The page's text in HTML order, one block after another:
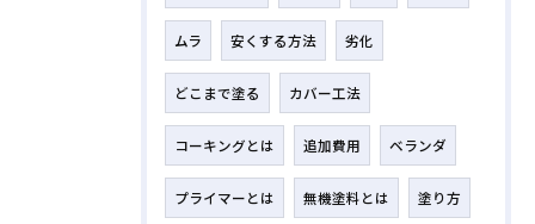
ムラ 安くする方法 劣化
どこまで塗る カバー工法
コーキングとは 追加費用 ベランダ
プライマーとは 無機塗料とは 塗り方